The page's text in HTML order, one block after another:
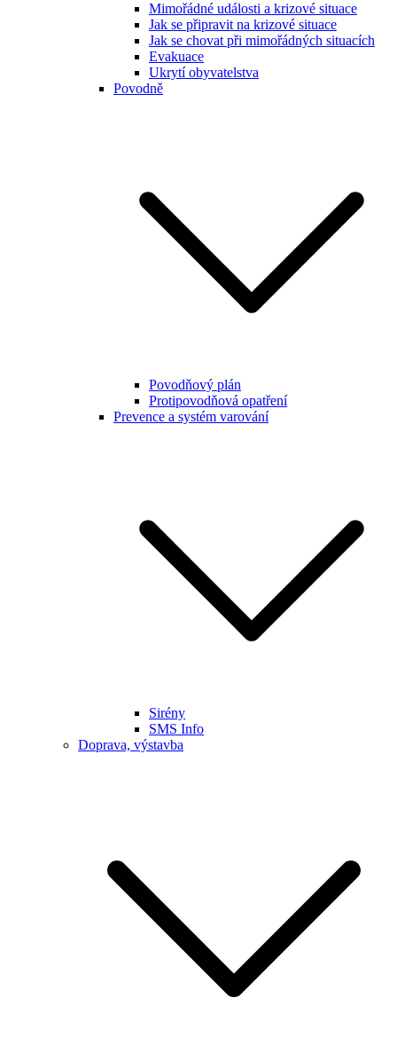
Mimořádné události a krizové situace
Jak se připravit na krizové situace
Jak se chovat při mimořádných situacích
Evakuace
Ukrytí obyvatelstva
Povodně
Povodňový plán
Protipovodňová opatření
Prevence a systém varování
Sirény
SMS Info
Doprava, výstavba